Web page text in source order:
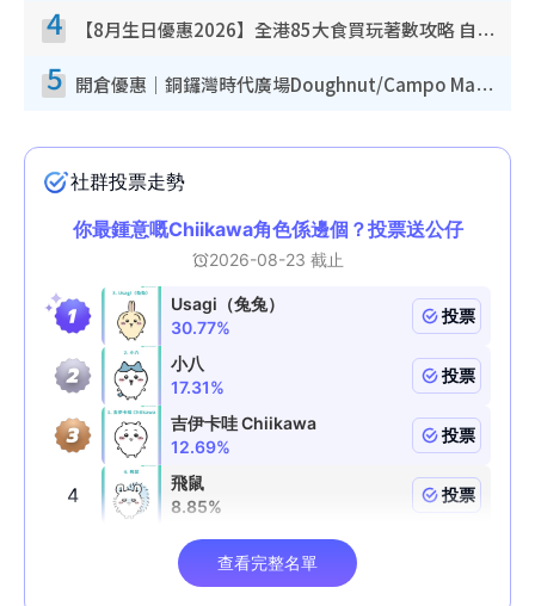
4 【8月生日優惠2026】全港85大食買玩著數攻略 自助餐/火鍋放題同行免費＋誠品/DONKI送現金券
5 開倉優惠｜銅鑼灣時代廣場Doughnut/Campo Marzio開倉低至1折！背囊、書包、手袋劈價$200起